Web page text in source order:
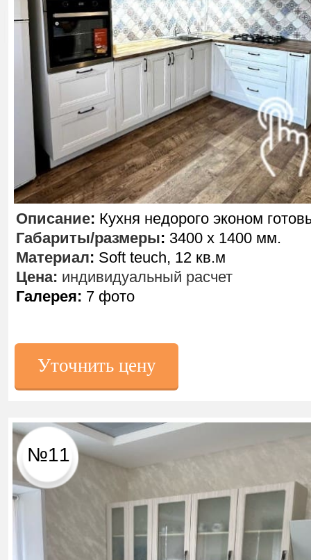
№11
Уточнить цену
Описание: Кухня недорого эконом
Габариты/размеры: 3400 х 1400 мм.
Материал: Soft teuch, 12 кв.м
Цена: индивидуальный расчет
Галерея: 7 фото